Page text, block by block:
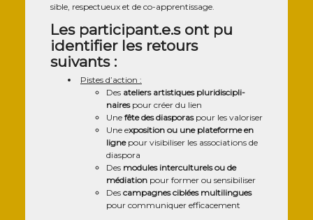
sible, res­pec­tueux et de co-apprentissage.
Les participant.e.s ont pu
identifier les retours
suivants :
Pistes d’action :
Des ate­liers artis­tiques plu­ri­dis­ci­pli­
nairespour créer du lien
Une fête des dia­spo­raspour les valoriser
Une expo­si­tion ou une pla­te­forme en
lignepour visi­bi­li­ser les asso­cia­tions de
diaspora
Des modules inter­cul­tu­rels ou de
média­tion pour for­mer ou sensibiliser
Des cam­pagnes ciblées mul­ti­lingues
pour com­mu­ni­quer efficacement